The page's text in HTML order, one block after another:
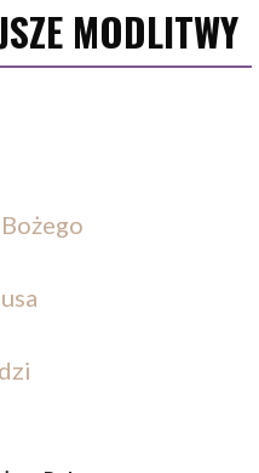
MODLITWY